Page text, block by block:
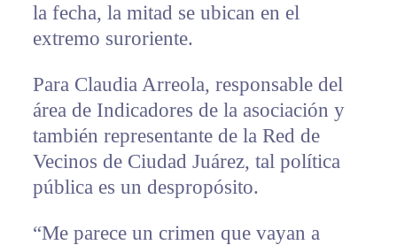
la fecha, la mitad se ubican en el
extremo suroriente.
Para Claudia Arreola, responsable del
área de Indicadores de la asociación y
también representante de la Red de
Vecinos de Ciudad Juárez, tal política
pública es un despropósito.
“Me parece un crimen que vayan a